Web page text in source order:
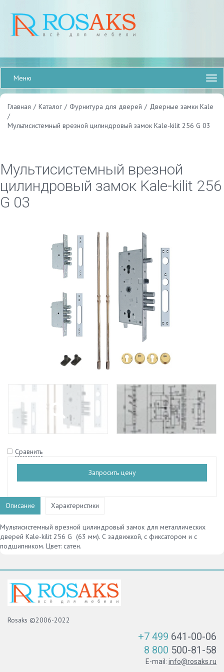
Меню
Главная / Каталог / Фурнитура для дверей / Дверные замки Kale
/
Мультисистемный врезной цилиндровый замок Kale-kilit 256 G 03
Мультисистемный врезной
цилиндровый замок Kale-kilit 256
G 03
Сравнить
Запросить цену
Описание Характеристики
Мультисистемный врезной цилиндровый замок для металлических
дверей Kale-kilit 256 G (63 мм). С задвижкой, с фиксатором и с
подшипником. Цвет: сатен.
Rosaks ©2006-2022
+7 499 641-00-06
8 800 500-81-58
E-mail: info@rosaks.ru